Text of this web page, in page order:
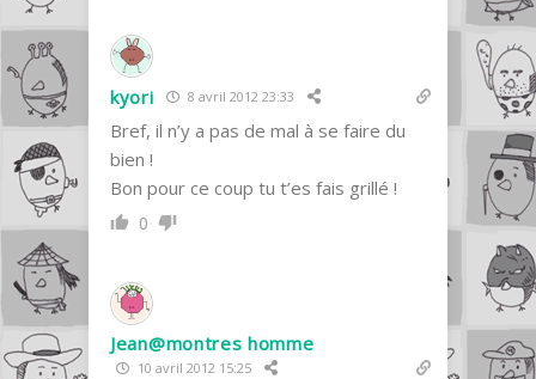
kyori 8 avril 2012 23:33
Bref, il n’y a pas de mal à se faire du
bien !
Bon pour ce coup tu t’es fais grillé !
0
Jean@montres homme
10 avril 2012 15:25